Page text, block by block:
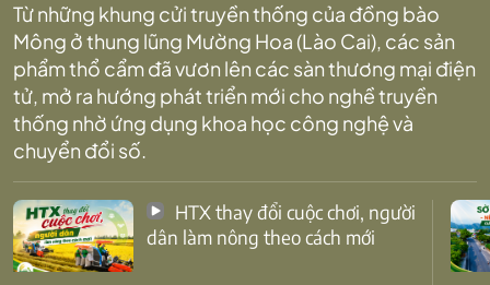
Từ những khung cửi truyền thống của đồng bào
Mông ở thung lũng Mường Hoa (Lào Cai), các sản
phẩm thổ cẩm đã vươn lên các sàn thương mại điện
tử, mở ra hướng phát triển mới cho nghề truyền
thống nhờ ứng dụng khoa học công nghệ và
chuyển đổi số.
dân làm nông theo cách mới